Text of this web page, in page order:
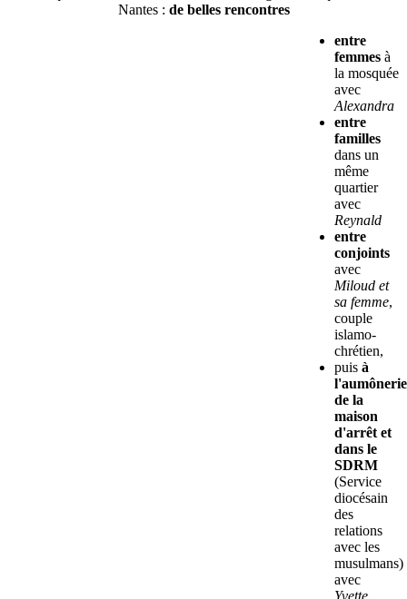
Nantes : de belles rencontres
entre
femmes à
la mosquée
avec
Alexandra
entre
familles
dans un
même
quartier
avec
Reynald
entre
conjoints
avec
Miloud et
sa femme,
couple
islamo-
chrétien,
puis à
l'aumônerie
de la
maison
d'arrêt et
dans le
SDRM
(Service
diocésain
des
relations
avec les
musulmans)
avec
Yvette.